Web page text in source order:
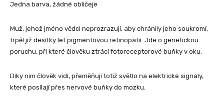
Jedna barva, žádné obličeje
Muž, jehož jméno vědci neprozrazují, aby chránily jeho soukromí,
trpěl již desítky let pigmentovou retinopatií. Jde o genetickou
poruchu, při které člověku ztrácí fotoreceptorové buňky v oku.
Díky nim člověk vidí, přeměňují totiž světlo na elektrické signály,
které posílají přes nervové buňky do mozku.